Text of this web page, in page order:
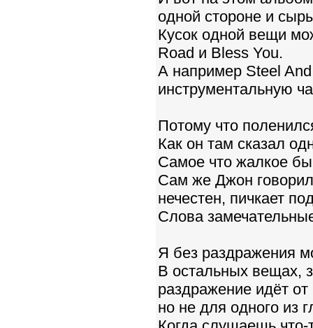
одной стороне и
Кусок одной вещи
Road и Bless You.
А например Steel
инструментальную
Потому что
Как он там сказал
Самое что жалкое
Сам же Джон говорил
нечестен, пичкает
Слова
Я без раздражения
В остальных вещах,
раздражение идёт
но не для одного из